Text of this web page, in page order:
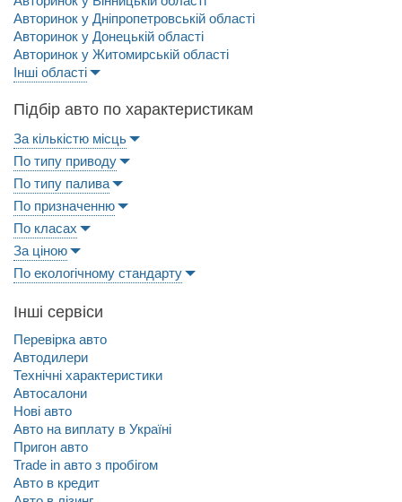
Авторинок у Дніпропетровській області
Авторинок у Донецькій області
Авторинок у Житомирській області
Інші області
Підбір авто по характеристикам
За кількістю місць
По типу приводу
По типу палива
По призначенню
По класах
За ціною
По екологічному стандарту
Інші сервіси
Перевірка авто
Автодилери
Технічні характеристики
Автосалони
Нові авто
Авто на виплату в Україні
Пригон авто
Trade in авто з пробігом
Авто в кредит